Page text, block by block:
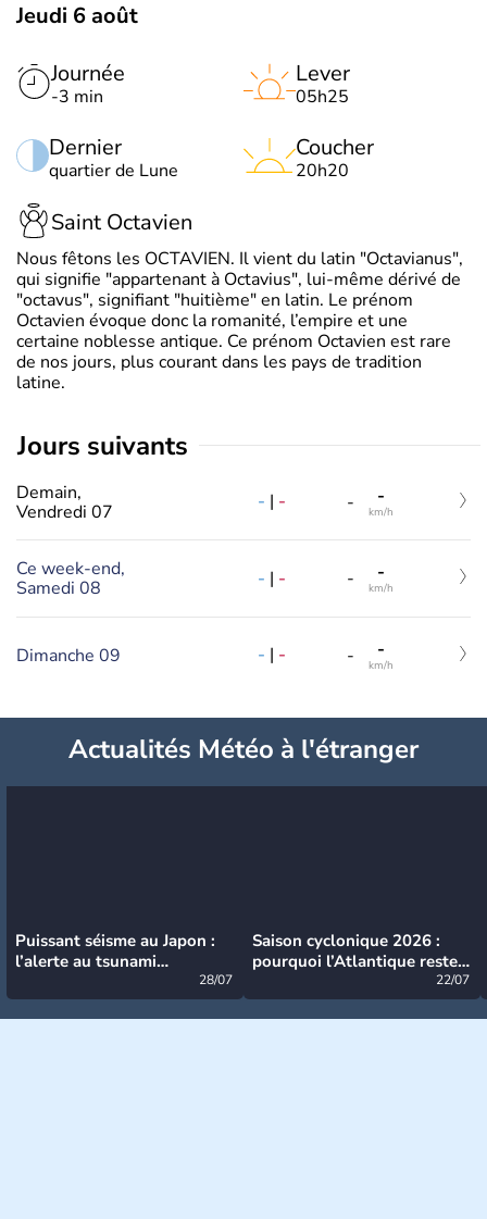
Jeudi 6 août
Journée
-3 min
Dernier
quartier de Lune
Lever
05h25
Coucher
20h20
Saint Octavien
Nous fêtons les OCTAVIEN. Il vient du latin "Octavianus",
qui signifie "appartenant à Octavius", lui-même dérivé de
"octavus", signifiant "huitième" en latin. Le prénom
Octavien évoque donc la romanité, l’empire et une
certaine noblesse antique. Ce prénom Octavien est rare
de nos jours, plus courant dans les pays de tradition
latine.
jours suivants
Demain,
Vendredi 07
- | - - -
km/h
Ce week-end,
Samedi 08
- | - - -
km/h
Dimanche 09 - | - - -
km/h
Actualités Météo à l'étranger
Puissant séisme au Japon :
l’alerte au tsunami
28/07
Saison cyclonique 2026 :
pourquoi l’Atlantique reste
22/07